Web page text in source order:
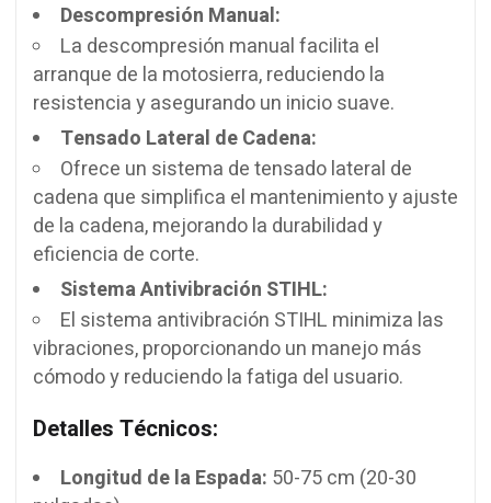
Descompresión Manual:
La descompresión manual facilita el
arranque de la motosierra, reduciendo la
resistencia y asegurando un inicio suave.
Tensado Lateral de Cadena:
Ofrece un sistema de tensado lateral de
cadena que simplifica el mantenimiento y ajuste
de la cadena, mejorando la durabilidad y
eficiencia de corte.
Sistema Antivibración STIHL:
El sistema antivibración STIHL minimiza las
vibraciones, proporcionando un manejo más
cómodo y reduciendo la fatiga del usuario.
Detalles Técnicos:
Longitud de la Espada: 50-75 cm (20-30